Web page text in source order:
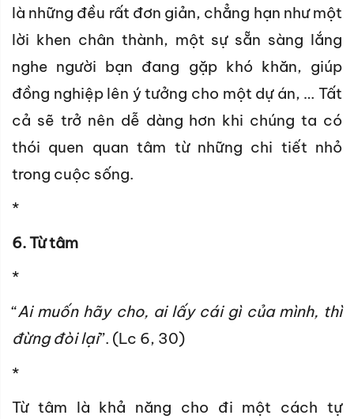
là những đều rất đơn giản, chẳng hạn như một
lời khen chân thành, một sự sẵn sàng lắng
nghe người bạn đang gặp khó khăn, giúp
đồng nghiệp lên ý tưởng cho một dự án, … Tất
cả sẽ trở nên dễ dàng hơn khi chúng ta có
thói quen quan tâm từ những chi tiết nhỏ
trong cuộc sống.
*
6. Từ tâm
*
“Ai muốn hãy cho, ai lấy cái gì của mình, thì
đừng đòi lại”. (Lc 6, 30)
*
Từ tâm là khả năng cho đi một cách tự